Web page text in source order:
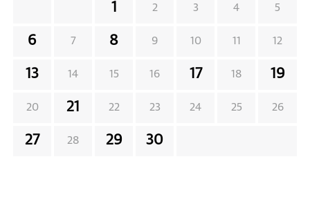
1 2 3 4 5
6 7 8 9 10 11 12
13 14 15 16 17 18 19
20 21 22 23 24 25 26
27 28 29 30